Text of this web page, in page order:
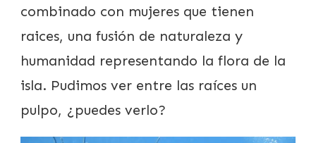
combinado con mujeres que tienen
raices, una fusión de naturaleza y
humanidad representando la flora de la
isla. Pudimos ver entre las raíces un
pulpo, ¿puedes verlo?